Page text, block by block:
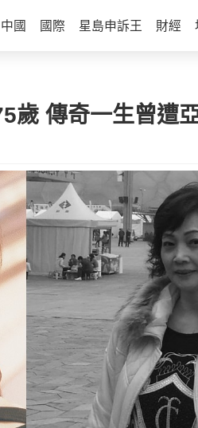
中國 國際 星島申訴王 財經
歲 傳奇一生曾遭